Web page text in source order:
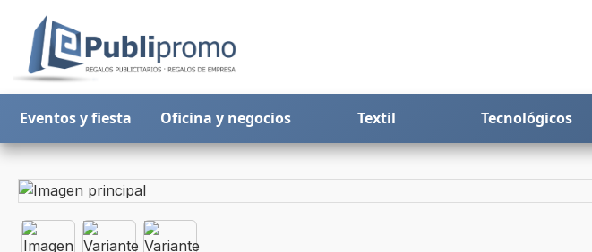
Eventos y fiesta Oficina y negocios Textil Tecnológicos